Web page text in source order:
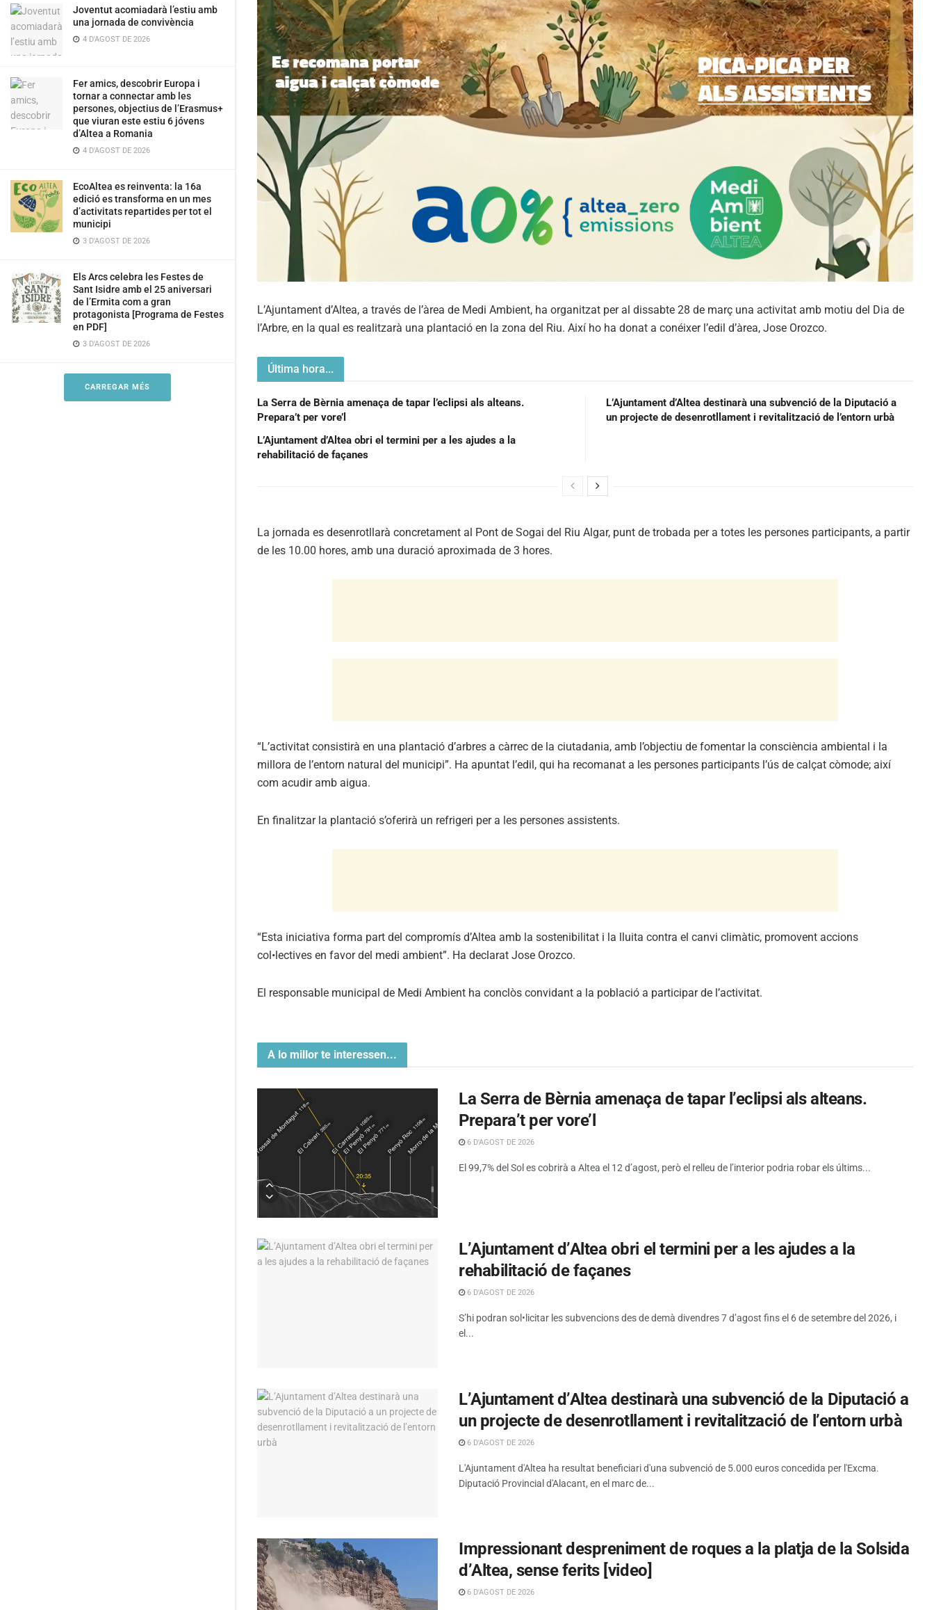
Joventut acomiadarà l’estiu amb
una jornada de convivència
4 D'AGOST DE 2026
Fer amics, descobrir Europa i
tornar a connectar amb les
persones, objectius de l’Erasmus+
que viuran este estiu 6 jóvens
d’Altea a Romania
4 D'AGOST DE 2026
EcoAltea es reinventa: la 16a
edició es transforma en un mes
d’activitats repartides per tot el
municipi
3 D'AGOST DE 2026
Els Arcs celebra les Festes de
Sant Isidre amb el 25 aniversari
de l’Ermita com a gran
protagonista [Programa de Festes
en PDF]
3 D'AGOST DE 2026
CARREGAR MÉS
L’Ajuntament d’Altea, a través de l’àrea de Medi Ambient, ha organitzat per al dissabte 28 de març una activitat amb motiu del Dia de
l’Arbre, en la qual es realitzarà una plantació en la zona del Riu. Així ho ha donat a conéixer l’edil d’àrea, Jose Orozco.
Última hora...
La Serra de Bèrnia amenaça de tapar l’eclipsi als alteans.
Prepara’t per vore’l
L’Ajuntament d’Altea obri el termini per a les ajudes a la
rehabilitació de façanes
L’Ajuntament d’Altea destinarà una subvenció de la Diputació a
un projecte de desenrotllament i revitalització de l’entorn urbà
La jornada es desenrotllarà concretament al Pont de Sogai del Riu Algar, punt de trobada per a totes les persones participants, a partir
de les 10.00 hores, amb una duració aproximada de 3 hores.
“L’activitat consistirà en una plantació d’arbres a càrrec de la ciutadania, amb l’objectiu de fomentar la consciència ambiental i la
millora de l’entorn natural del municipi”. Ha apuntat l’edil, qui ha recomanat a les persones participants l’ús de calçat còmode; així
com acudir amb aigua.
En finalitzar la plantació s’oferirà un refrigeri per a les persones assistents.
“Esta iniciativa forma part del compromís d’Altea amb la sostenibilitat i la lluita contra el canvi climàtic, promovent accions
col•lectives en favor del medi ambient”. Ha declarat Jose Orozco.
El responsable municipal de Medi Ambient ha conclòs convidant a la població a participar de l’activitat.
A lo millor te interessen...
La Serra de Bèrnia amenaça de tapar l’eclipsi als alteans.
Prepara’t per vore’l
6 D'AGOST DE 2026
El 99,7% del Sol es cobrirà a Altea el 12 d’agost, però el relleu de l’interior podria robar els últims...
L’Ajuntament d’Altea obri el termini per a les ajudes a la
rehabilitació de façanes
6 D'AGOST DE 2026
S’hi podran sol•licitar les subvencions des de demà divendres 7 d’agost fins el 6 de setembre del 2026, i
el...
L’Ajuntament d’Altea destinarà una subvenció de la Diputació a
un projecte de desenrotllament i revitalització de l’entorn urbà
6 D'AGOST DE 2026
L'Ajuntament d'Altea ha resultat beneficiari d'una subvenció de 5.000 euros concedida per l'Excma.
Diputació Provincial d'Alacant, en el marc de...
Impressionant despreniment de roques a la platja de la Solsida
d’Altea, sense ferits [video]
6 D'AGOST DE 2026